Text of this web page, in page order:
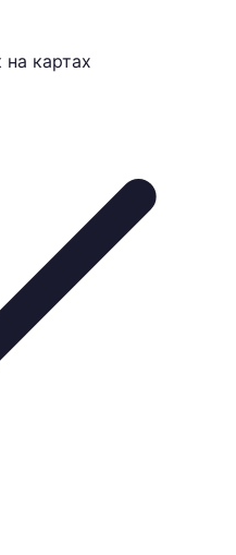
картах